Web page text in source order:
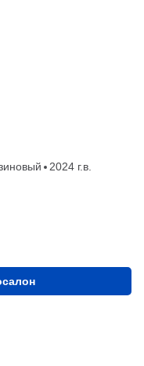
2024 г.в.